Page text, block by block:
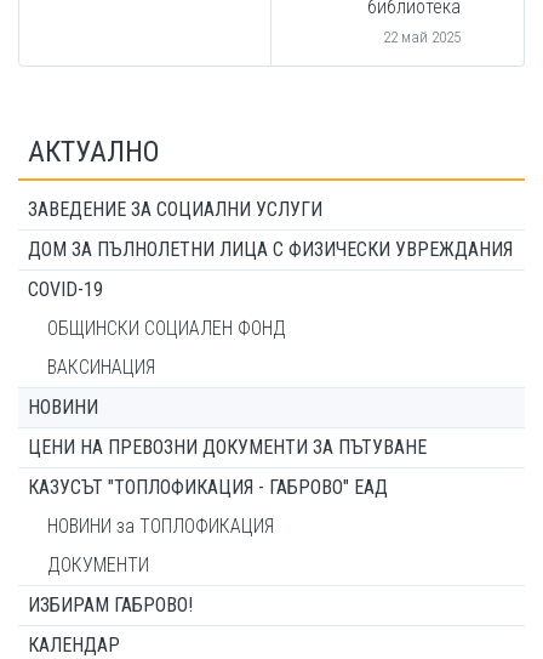
библиотека
22 май 2025
АКТУАЛНО
ЗАВЕДЕНИЕ ЗА СОЦИАЛНИ УСЛУГИ
ДОМ ЗА ПЪЛНОЛЕТНИ ЛИЦА С ФИЗИЧЕСКИ УВРЕЖДАНИЯ
COVID-19
ОБЩИНСКИ СОЦИАЛЕН ФОНД
ВАКСИНАЦИЯ
НОВИНИ
ЦЕНИ НА ПРЕВОЗНИ ДОКУМЕНТИ ЗА ПЪТУВАНЕ
КАЗУСЪТ "ТОПЛОФИКАЦИЯ - ГАБРОВО" ЕАД
НОВИНИ за ТОПЛОФИКАЦИЯ
ДОКУМЕНТИ
ИЗБИРАМ ГАБРОВО!
КАЛЕНДАР